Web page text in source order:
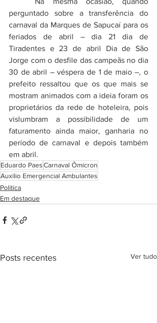
perguntado sobre a transferência do
carnaval da Marques de Sapucaí para os
feriados de abril – dia 21 dia de
Tiradentes e 23 de abril Dia de São
Jorge com o desfile das campeãs no dia
30 de abril – véspera de 1 de maio –, o
prefeito ressaltou que os que mais se
mostram animados com a ideia foram os
proprietários da rede de hoteleira, pois
vislumbram a possibilidade de um
faturamento ainda maior, ganharia no
período de carnaval e depois também
em abril.
Eduardo PaesCarnaval Ômicron
Auxilio Emergencial Ambulantes
Politica
Em destaque
Posts recentes Ver tudo